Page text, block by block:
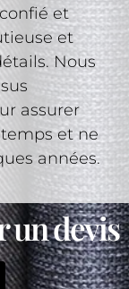
et
et
Nous
assurer
et ne
années.
un devis